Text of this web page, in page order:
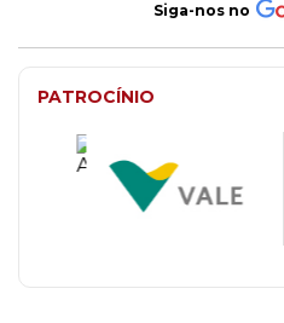
Siga-nos no
PATROCÍNIO